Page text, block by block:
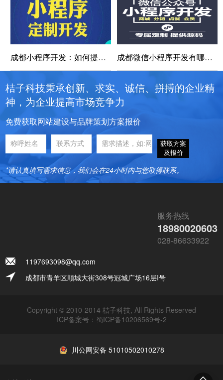
成都小程序开发：如何提升小程序的引流效果？ 成都微信小程序开发有哪些有哪些及简介？
桔子科技秉承创新、求实、诚信、拼搏的企业精
神，为企业提高市场竞争力
免费获取网站建设与品牌策划方案报价
获取方案
及报价
*请认真填写需求信息，我们会在24小时内与您取得联系。
服务热线
18980020603
028-86633922
1197693098@qq.com
成都市青羊区顺城大街308号冠城广场16层I号
Copyright © 2010-2014 桔子科技, All Rights Reserved
ICP备案号： 蜀ICP备10206569号-2
川公网安备 51010502010278